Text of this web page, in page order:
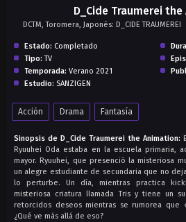
D_Cide Traumerei
DCTM, Toromera, Japonés: D_CIDE
Estado: Completado
Tipo: TV
Temporada: Verano 2021
Estudio: SANZIGEN
Acción Drama Fantasía
Sinopsis de D_Cide Traumerei the Animation:
Ryuuhei Oda estaba en la escuela primaria,
mayor. Ryuuhei, que presenció la misteriosa
un alegre estudiante de secundaria que no
lo perturbe. Un día, mientras practica
misteriosa criatura llamada Tris y tiene un
retorcidos deseos mientras se rumorea que
¿Qué ve más allá de eso?